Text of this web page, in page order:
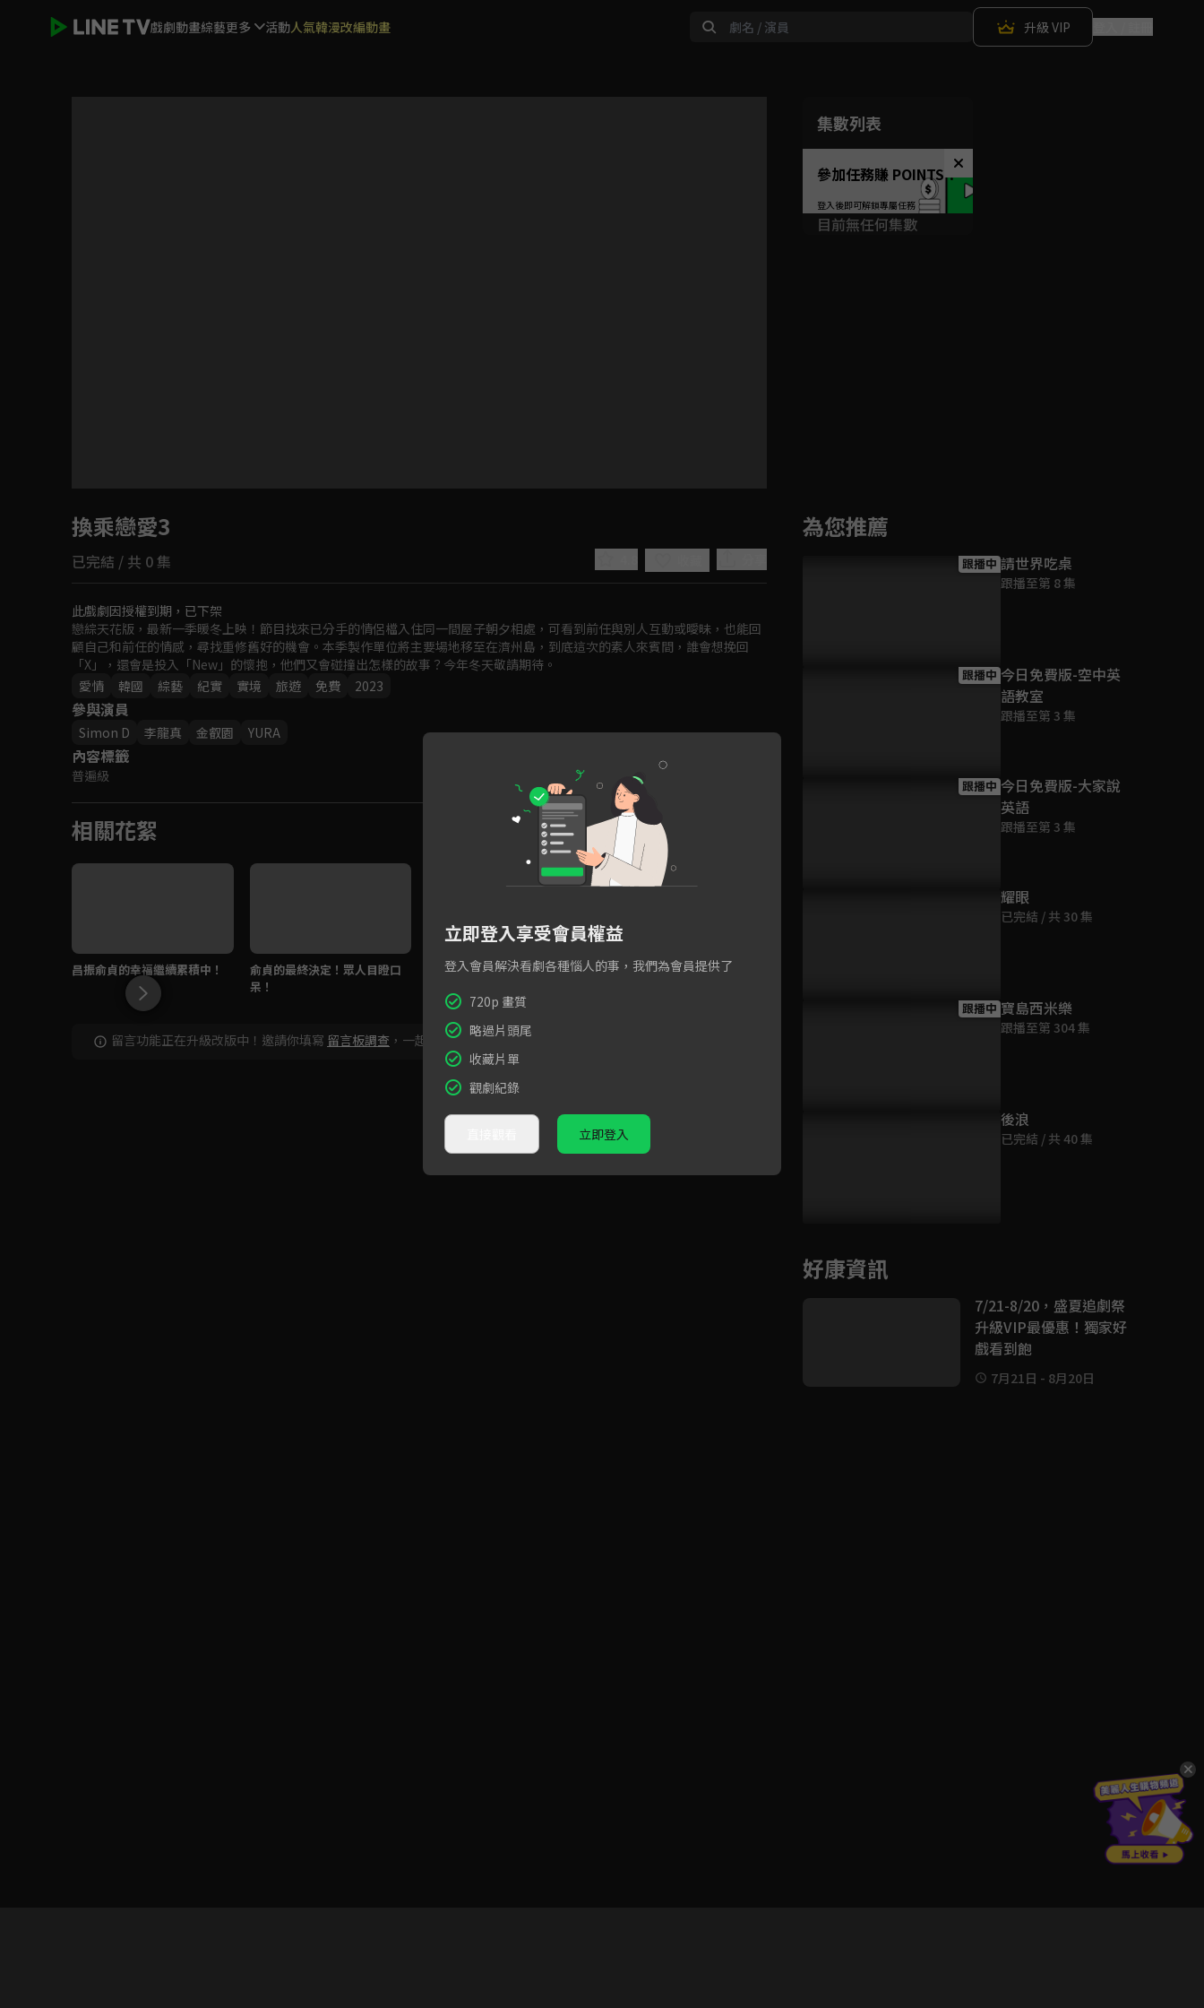
戲劇動畫綜藝更多 活動人氣韓漫改編動畫 升級 VIP
如有不便請見諒
集數列表
參加任務賺 POINTS！
目前無任何集數
換乘戀愛3
已完結 / 共 0 集
此戲劇因授權到期，已下架
戀綜天花版，最新一季暖冬上映！節目找來已分手的情侶檔入住同一間屋子朝夕相處，可看到前任與別人互動或曖昧，也能回
顧自己和前任的情感，尋找重修舊好的機會。本季製作單位將主要場地移至在濟州島，到底這次的素人來賓間，誰會想挽回
「X」，還會是投入「New」的懷抱，他們又會碰撞出怎樣的故事？今年冬天敬請期待。
愛情
韓國 綜藝 紀實 實境 旅遊 免費 2023
參與演員
Simon D 李龍真 金叡園 YURA
內容標籤
普遍級
相關花絮
昌振俞貞的幸福繼續累積中！
俞貞的最終決定！眾人目瞪口
呆！
慧媛與輝賢最後的告別！她的
最終的選澤，東鎮多惠彼此放
留言功能正在升級改版中！邀請你填寫 留言板調查 ，一起共創新版留言功能！
為您推薦
跟播中 請世界吃桌
跟播至第 8 集
跟播中 今日免費版-空中英
語教室
跟播至第 3 集
跟播中 今日免費版-大家說
英語
跟播至第 3 集
耀眼
已完結 / 共 30 集
跟播中 寶島西米樂
跟播至第 304 集
後浪
已完結 / 共 40 集
好康資訊
7/21-8/20，盛夏追劇祭
升級VIP最優惠！獨家好
戲看到飽
7月21日 - 8月20日
立即登入享受會員權益
登入會員解決看劇各種惱人的事，我們為會員提供了
720p 畫質
略過片頭尾
收藏片單
觀劇紀錄
立即登入